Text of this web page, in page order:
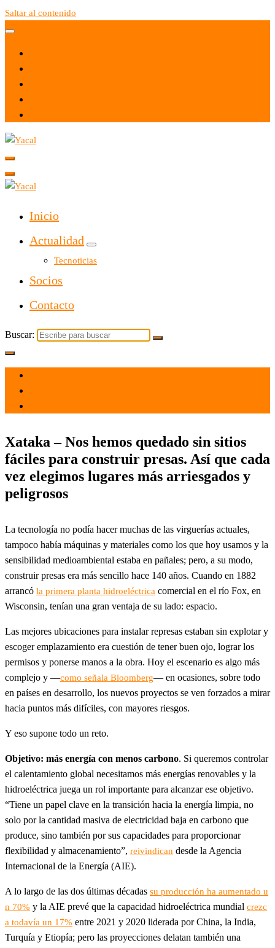
Saltar al contenido
Yacal micro hosting
Inicio
Actualidad
Tecnoticias
Socios
Contacto
Buscar:
Xataka – Nos hemos quedado sin sitios
fáciles para construir presas. Así que cada
vez elegimos lugares más arriesgados y
peligrosos
La tecnología no podía hacer muchas de las virguerías actuales,
tampoco había máquinas y materiales como los que hoy usamos y la
sensibilidad medioambiental estaba en pañales; pero, a su modo,
construir presas era más sencillo hace 140 años. Cuando en 1882
arrancó la primera planta hidroeléctrica comercial en el río Fox, en
Wisconsin, tenían una gran ventaja de su lado: espacio.
Las mejores ubicaciones para instalar represas estaban sin explotar y
escoger emplazamiento era cuestión de tener buen ojo, lograr los
permisos y ponerse manos a la obra. Hoy el escenario es algo más
complejo y —como señala Bloomberg— en ocasiones, sobre todo
en países en desarrollo, los nuevos proyectos se ven forzados a mirar
hacia puntos más difíciles, con mayores riesgos.
Y eso supone todo un reto.
Objetivo: más energía con menos carbono. Si queremos controlar
el calentamiento global necesitamos más energías renovables y la
hidroeléctrica juega un rol importante para alcanzar ese objetivo.
“Tiene un papel clave en la transición hacia la energía limpia, no
solo por la cantidad masiva de electricidad baja en carbono que
produce, sino también por sus capacidades para proporcionar
flexibilidad y almacenamiento”, reivindican desde la Agencia
Internacional de la Energía (AIE).
A lo largo de las dos últimas décadas su producción ha aumentado u
n 70% y la AIE prevé que la capacidad hidroeléctrica mundial crezc
a todavía un 17% entre 2021 y 2020 liderada por China, la India,
Turquía y Etiopía; pero las proyecciones delatan también una